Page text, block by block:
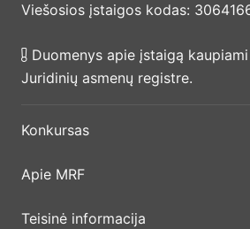
Viešosios įstaigos kodas:
Duomenys apie įstaigą
Juridinių asmenų registre.
Konkursas
Apie MRF
Teisinė informacija